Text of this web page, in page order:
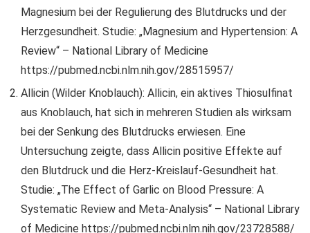
Magnesium bei der Regulierung des Blutdrucks und der
Herzgesundheit. Studie: „Magnesium and Hypertension: A
Review“ – National Library of Medicine
https://pubmed.ncbi.nlm.nih.gov/28515957/
Allicin (Wilder Knoblauch): Allicin, ein aktives Thiosulfinat
aus Knoblauch, hat sich in mehreren Studien als wirksam
bei der Senkung des Blutdrucks erwiesen. Eine
Untersuchung zeigte, dass Allicin positive Effekte auf
den Blutdruck und die Herz-Kreislauf-Gesundheit hat.
Studie: „The Effect of Garlic on Blood Pressure: A
Systematic Review and Meta-Analysis“ – National Library
of Medicine https://pubmed.ncbi.nlm.nih.gov/23728588/